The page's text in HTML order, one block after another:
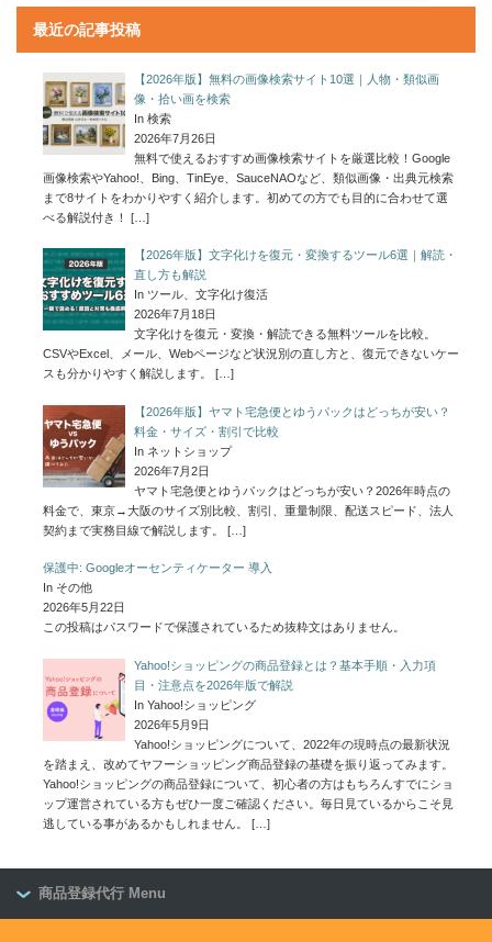
最近の記事投稿
【2026年版】無料の画像検索サイト10選｜人物・類似画
像・拾い画を検索
In 検索
2026年7月26日
無料で使えるおすすめ画像検索サイトを厳選比較！Google
画像検索やYahoo!、Bing、TinEye、SauceNAOなど、類似画像・出典元検索
まで8サイトをわかりやすく紹介します。初めての方でも目的に合わせて選
べる解説付き！
[…]
【2026年版】文字化けを復元・変換するツール6選｜解読・
直し方も解説
In ツール、文字化け復活
2026年7月18日
文字化けを復元・変換・解読できる無料ツールを比較。
CSVやExcel、メール、Webページなど状況別の直し方と、復元できないケー
スも分かりやすく解説します。
[…]
【2026年版】ヤマト宅急便とゆうパックはどっちが安い？
料金・サイズ・割引で比較
In ネットショップ
2026年7月2日
ヤマト宅急便とゆうパックはどっちが安い？2026年時点の
料金で、東京→大阪のサイズ別比較、割引、重量制限、配送スピード、法人
契約まで実務目線で解説します。
[…]
保護中: Googleオーセンティケーター 導入
In その他
2026年5月22日
この投稿はパスワードで保護されているため抜粋文はありません。
Yahoo!ショッピングの商品登録とは？基本手順・入力項
目・注意点を2026年版で解説
In Yahoo!ショッピング
2026年5月9日
Yahoo!ショッピングについて、2022年の現時点の最新状況
を踏まえ、改めてヤフーショッピング商品登録の基礎を振り返ってみます。
Yahoo!ショッピングの商品登録について、初心者の方はもちろんすでにショ
ップ運営されている方もぜひ一度ご確認ください。毎日見ているからこそ見
逃している事があるかもしれません。
[…]
商品登録代行 Menu